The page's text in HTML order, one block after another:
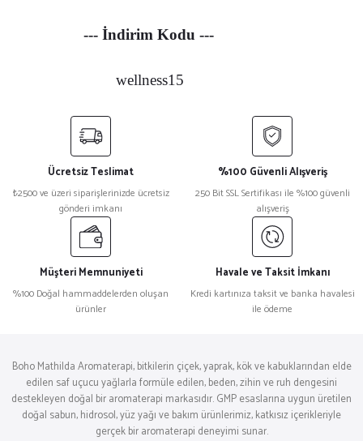
--- İndirim Kodu ---
wellness15
Ücretsiz Teslimat
₺2500 ve üzeri siparişlerinizde ücretsiz
gönderi imkanı
%100 Güvenli Alışveriş
250 Bit SSL Sertifikası ile %100 güvenli
alışveriş
Müşteri Memnuniyeti
%100 Doğal hammaddelerden oluşan
ürünler
Havale ve Taksit İmkanı
Kredi kartınıza taksit ve banka havalesi
ile ödeme
Boho Mathilda Aromaterapi, bitkilerin çiçek, yaprak, kök ve kabuklarından elde
edilen saf uçucu yağlarla formüle edilen, beden, zihin ve ruh dengesini
destekleyen doğal bir aromaterapi markasıdır. GMP esaslarına uygun üretilen
doğal sabun, hidrosol, yüz yağı ve bakım ürünlerimiz, katkısız içerikleriyle
gerçek bir aromaterapi deneyimi sunar.